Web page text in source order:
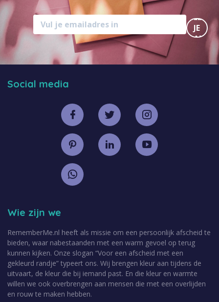
MELD
JE
AAN
Wie zijn we
RememberMe.nl heeft als missie om een persoonlijk afscheid te
bieden, waar nabestaanden met een warm gevoel op terug
kunnen kijken. Onze slogan “Voor een afscheid met een
gekleurd randje” typeert ons. Wij brengen kleur aan tijdens de
uitvaart, de kleur die bij iemand past. En die kleur en warmte
willen we ook overbrengen aan mensen die met een overlijden
en rouw te maken hebben.
Social media